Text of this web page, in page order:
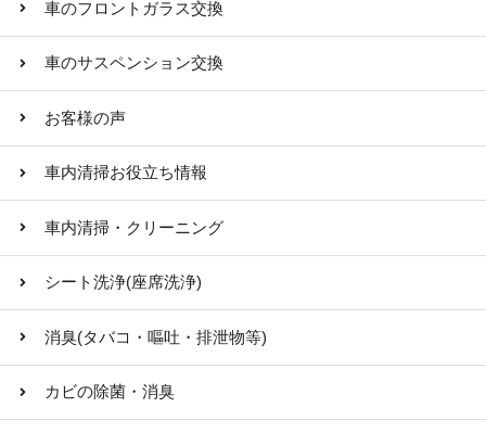
車のフロントガラス交換
車のサスペンション交換
お客様の声
車内清掃お役立ち情報
車内清掃・クリーニング
シート洗浄(座席洗浄)
消臭(タバコ・嘔吐・排泄物等)
カビの除菌・消臭